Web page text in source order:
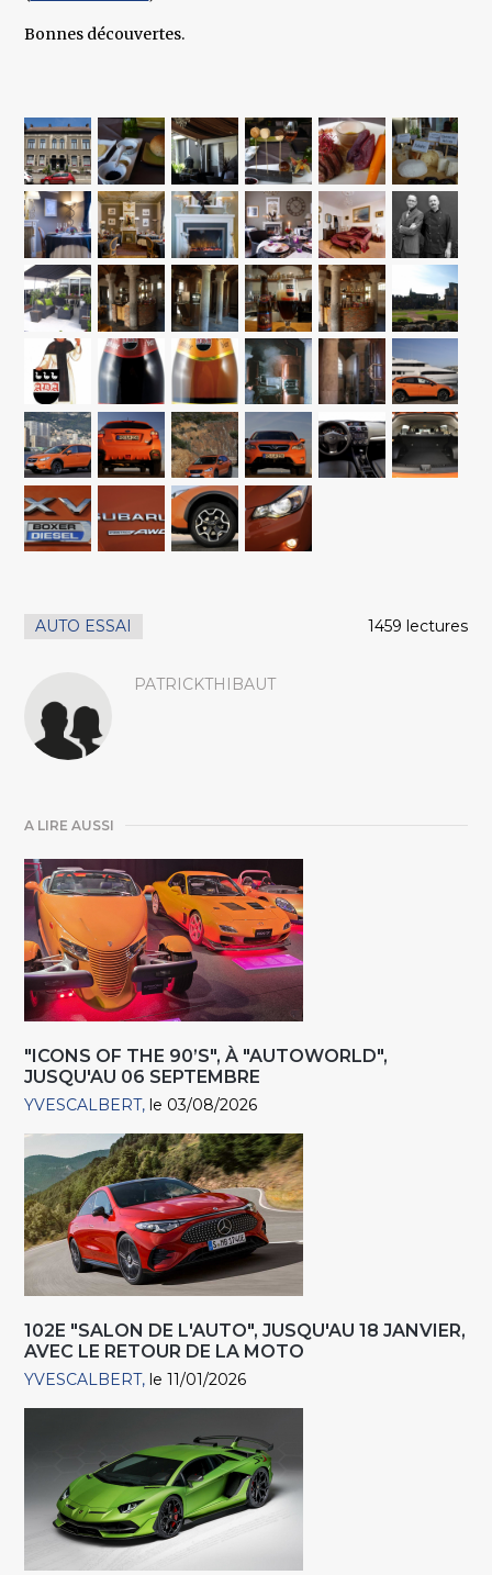
Bonnes découvertes.
AUTO ESSAI 1459 lectures
PATRICKTHIBAUT
A LIRE AUSSI
"ICONS OF THE 90’S", À "AUTOWORLD",
JUSQU'AU 06 SEPTEMBRE
YVESCALBERT le 03/08/2026
102E "SALON DE L'AUTO", JUSQU'AU 18 JANVIER,
AVEC LE RETOUR DE LA MOTO
YVESCALBERT le 11/01/2026